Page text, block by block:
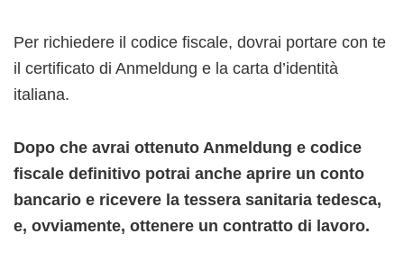
Per richiedere il codice fiscale, dovrai portare con te
il certificato di Anmeldung e la carta d’identità
italiana.
Dopo che avrai ottenuto Anmeldung e codice
fiscale definitivo potrai anche aprire un conto
bancario e ricevere la tessera sanitaria tedesca,
e, ovviamente, ottenere un contratto di lavoro.